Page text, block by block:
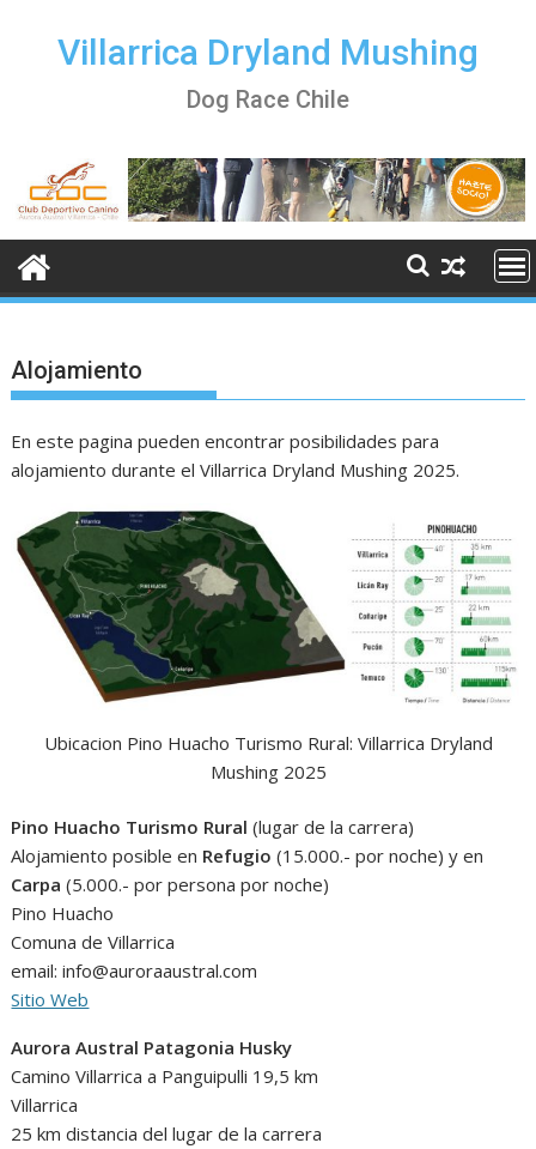
Villarrica Dryland Mushing
Dog Race Chile
Alojamiento
En este pagina pueden encontrar posibilidades para
alojamiento durante el Villarrica Dryland Mushing 2025.
Ubicacion Pino Huacho Turismo Rural: Villarrica Dryland
Mushing 2025
Pino Huacho Turismo Rural (lugar de la carrera)
Alojamiento posible en Refugio (15.000.- por noche) y en
Carpa (5.000.- por persona por noche)
Pino Huacho
Comuna de Villarrica
email: info@auroraaustral.com
Sitio Web
Aurora Austral Patagonia Husky
Camino Villarrica a Panguipulli 19,5 km
Villarrica
25 km distancia del lugar de la carrera